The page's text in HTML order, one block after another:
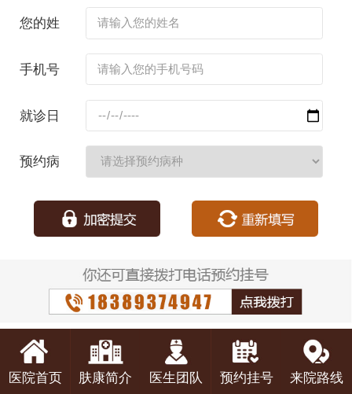
您的姓
手机号
就诊日
预约病
医院首页 肤康简介 医生团队 预约挂号 来院路线